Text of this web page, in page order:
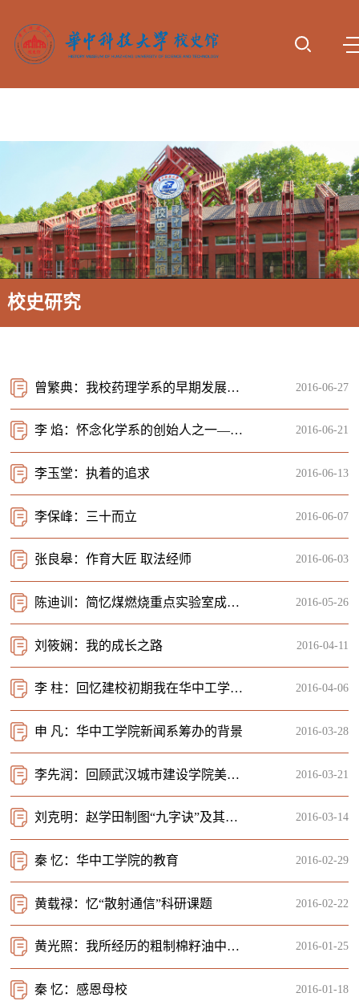
首页 参观服 专题展 动态报
校史研究
曾繁典：我校药理学系的早期发展和科研特色 2016-06-27
李 焰：怀念化学系的创始人之一——施文赵教授 2016-06-21
李玉堂：执着的追求 2016-06-13
李保峰：三十而立 2016-06-07
张良皋：作育大匠 取法经师 2016-06-03
陈迪训：简忆煤燃烧重点实验室成立之初 2016-05-26
刘筱娴：我的成长之路 2016-04-11
李 柱：回忆建校初期我在华中工学院机械系工作的经历 2016-04-06
申 凡：华中工学院新闻系筹办的背景 2016-03-28
李先润：回顾武汉城市建设学院美术教学之一二 2016-03-21
刘克明：赵学田制图“九字诀”及其教学实践的意义 2016-03-14
秦 忆：华中工学院的教育 2016-02-29
黄载禄：忆“散射通信”科研课题 2016-02-22
黄光照：我所经历的粗制棉籽油中毒研究 2016-01-25
秦 忆：感恩母校 2016-01-18